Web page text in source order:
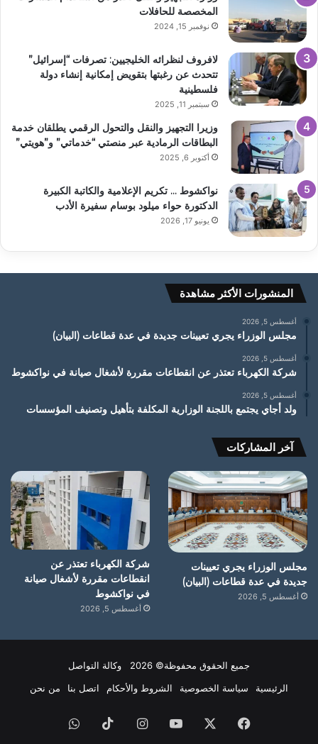
المخصصة للحافلات
نوفمبر 15, 2024
لافروف لنظرائه الخليجيين: تصرفات “إسرائيل”
تتحدث عن رغبتها بتقويض إمكانية إنشاء دولة
فلسطينية
سبتمبر 11, 2025
وزيرا التجهيز والنقل والتحول الرقمي يطلقان خدمة
البطاقات الرمادية عبر منصتي “خدماتي” و”هويتي”
أكتوبر 6, 2025
نواكشوط … تكريم الإعلامية والكاتبة الكبيرة
الدكتورة حواء ميلود بوسام سفيرة الأدب
يونيو 17, 2026
المنشورات الأكثر مشاهدة
أغسطس 5, 2026
مجلس الوزراء يجري تعيينات جديدة في عدة قطاعات (البيان)
أغسطس 5, 2026
شركة الكهرباء تعتذر عن انقطاعات مقررة لأشغال صيانة في نواكشوط
أغسطس 5, 2026
ولد أجاي يجتمع باللجنة الوزارية المكلفة بتأهيل وتصنيف المؤسسات
آخر المشاركات
مجلس الوزراء يجري تعيينات
جديدة في عدة قطاعات (البيان)
أغسطس 5, 2026
شركة الكهرباء تعتذر عن
انقطاعات مقررة لأشغال صيانة
في نواكشوط
أغسطس 5, 2026
جميع الحقوق محفوظة© 2026 وكالة التواصل
الرئيسية
سياسة الخصوصية الشروط والأحكام اتصل بنا من نحن
فيسبوك يوتيوبانستقرام ‫TikTokواتساب